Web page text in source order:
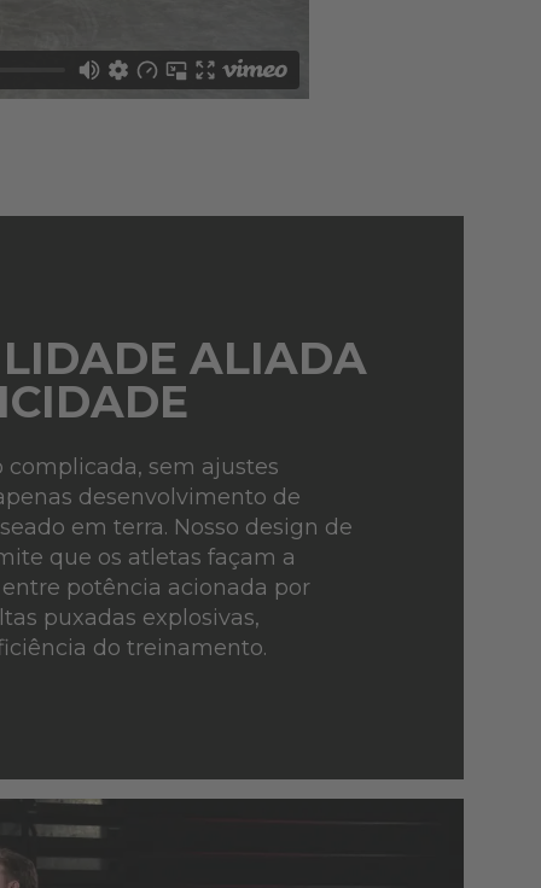
ALIADA
complicada, sem ajustes
desenvolvimento de
em terra. Nosso design de
que os atletas façam a
potência acionada por
puxadas explosivas,
do treinamento.